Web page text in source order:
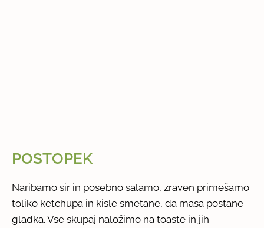
POSTOPEK
Naribamo sir in posebno salamo, zraven primešamo
toliko ketchupa in kisle smetane, da masa postane
gladka. Vse skupaj naložimo na toaste in jih